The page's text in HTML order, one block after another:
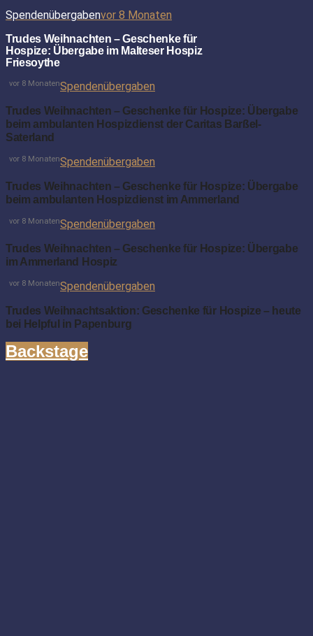
Spendenübergabenvor 8 Monaten
Trudes Weihnachten – Geschenke für
Hospize: Übergabe im Malteser Hospiz
Friesoythe
Spendenübergaben
vor 8 Monaten
Trudes Weihnachten – Geschenke für Hospize: Übergabe
beim ambulanten Hospizdienst der Caritas Barßel-
Saterland
Spendenübergaben
vor 8 Monaten
Trudes Weihnachten – Geschenke für Hospize: Übergabe
beim ambulanten Hospizdienst im Ammerland
Spendenübergaben
vor 8 Monaten
Trudes Weihnachten – Geschenke für Hospize: Übergabe
im Ammerland Hospiz
Spendenübergaben
vor 8 Monaten
Trudes Weihnachtsaktion: Geschenke für Hospize – heute
bei Helpful in Papenburg
Backstage